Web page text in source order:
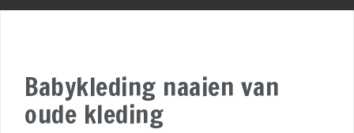
Babykleding naaien van
oude kleding